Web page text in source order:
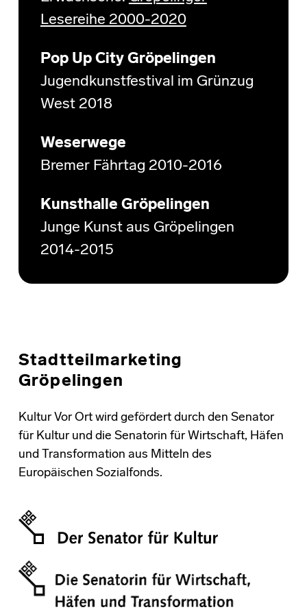
Lesereihe 2000-2020
Pop Up City Gröpelingen
Jugendkunstfestival im Grünzug
West 2018
Weserwege
Bremer Fährtag 2010-2016
Kunsthalle Gröpelingen
Junge Kunst aus Gröpelingen
2014-2015
Stadtteilmarketing
Gröpelingen
Kultur Vor Ort wird gefördert durch den Senator
für Kultur und die Senatorin für Wirtschaft, Häfen
und Transformation aus Mitteln des
Europäischen Sozialfonds.